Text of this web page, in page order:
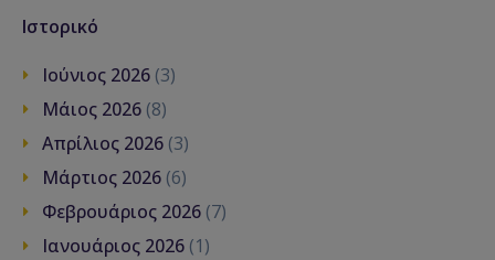
Ιστορικό
Ιούνιος 2026 (3)
Μάιος 2026 (8)
Απρίλιος 2026 (3)
Μάρτιος 2026 (6)
Φεβρουάριος 2026 (7)
Ιανουάριος 2026 (1)